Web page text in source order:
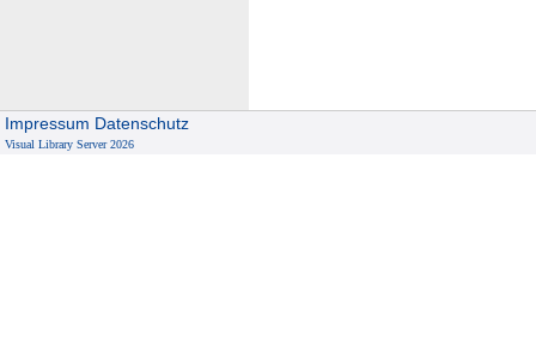
Impressum Datenschutz
Visual Library Server 2026